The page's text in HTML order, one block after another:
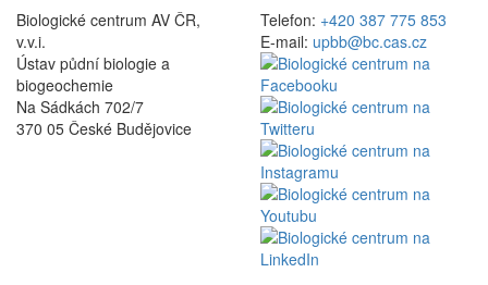
Biologické centrum AV ČR,
v.v.i.
Ústav půdní biologie a
biogeochemie
Na Sádkách 702/7
370 05 České Budějovice
Telefon: +420 387 775 853
E-mail: upbb@bc.cas.cz